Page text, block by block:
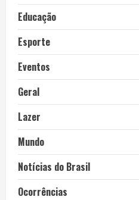
Educação
Esporte
Eventos
Geral
Lazer
Mundo
Notícias do Brasil
Ocorrências